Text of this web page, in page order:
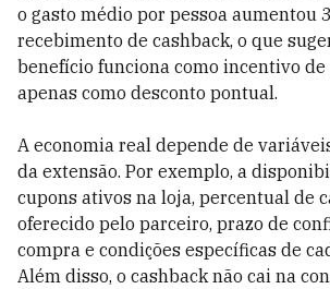
o gasto médio por pessoa aumentou
recebimento de cashback, o que
benefício funciona como incentivo
apenas como desconto pontual.
A economia real depende de
da extensão. Por exemplo, a
cupons ativos na loja, percentual de
oferecido pelo parceiro, prazo de
compra e condições específicas de
Além disso, o cashback não cai na